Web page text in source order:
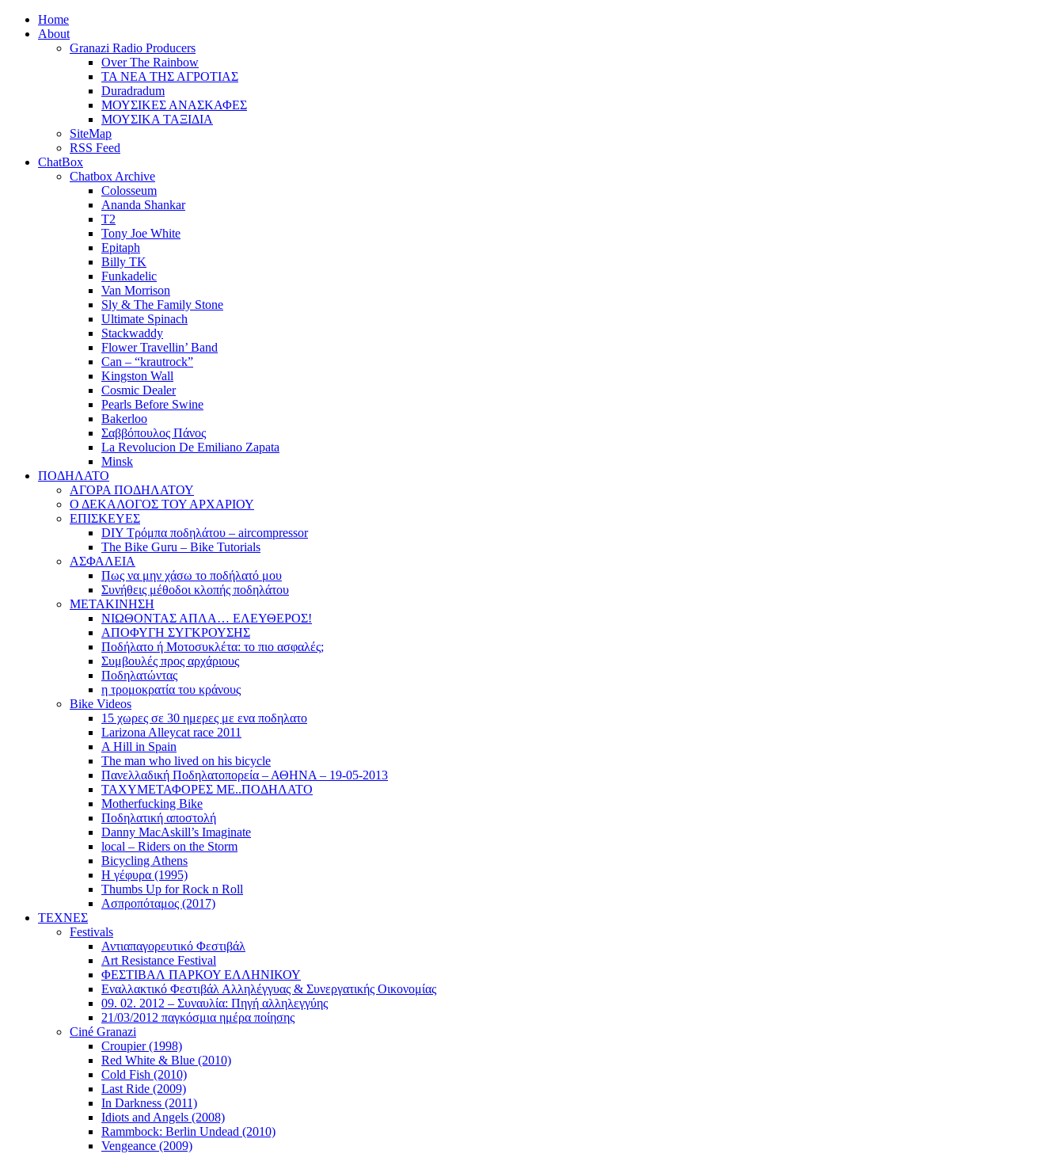
Home
About
Granazi Radio Producers
Over The Rainbow
ΤΑ ΝΕΑ ΤΗΣ ΑΓΡΟΤΙΑΣ
Duradradum
ΜΟΥΣΙΚΕΣ ΑΝΑΣΚΑΦΕΣ
ΜΟΥΣΙΚΑ ΤΑΞΙΔΙΑ
SiteMap
RSS Feed
ChatBox
Chatbox Archive
Colosseum
Ananda Shankar
T2
Tony Joe White
Epitaph
Billy TK
Funkadelic
Van Morrison
Sly & The Family Stone
Ultimate Spinach
Stackwaddy
Flower Travellin’ Band
Can – “krautrock”
Kingston Wall
Cosmic Dealer
Pearls Before Swine
Bakerloo
Σαββόπουλος Πάνος
La Revolucion De Emiliano Zapata
Minsk
ΠΟΔΗΛΑΤΟ
ΑΓΟΡΑ ΠΟΔΗΛΑΤΟΥ
Ο ΔΕΚΑΛΟΓΟΣ ΤΟΥ ΑΡΧΑΡΙΟΥ
ΕΠΙΣΚΕΥΕΣ
DIY Τρόμπα ποδηλάτου – aircompressor
The Bike Guru – Bike Tutorials
ΑΣΦΑΛΕΙΑ
Πως να μην χάσω το ποδήλατό μου
Συνήθεις μέθοδοι κλοπής ποδηλάτου
ΜΕΤΑΚΙΝΗΣΗ
ΝΙΩΘΟΝΤΑΣ ΑΠΛΑ… ΕΛΕΥΘΕΡΟΣ!
ΑΠΟΦΥΓΗ ΣΥΓΚΡΟΥΣΗΣ
Ποδήλατο ή Μοτοσυκλέτα: το πιο ασφαλές;
Συμβουλές προς αρχάριους
Ποδηλατώντας
η τρομοκρατία του κράνους
Bike Videos
15 χωρες σε 30 ημερες με ενα ποδηλατο
Larizona Alleycat race 2011
A Hill in Spain
The man who lived on his bicycle
Πανελλαδική Ποδηλατοπορεία – ΑΘΗΝΑ – 19-05-2013
ΤΑΧΥΜΕΤΑΦΟΡΕΣ ΜΕ..ΠΟΔΗΛΑΤΟ
Motherfucking Bike
Ποδηλατική αποστολή
Danny MacAskill’s Imaginate
local – Riders on the Storm
Bicycling Athens
Η γέφυρα (1995)
Thumbs Up for Rock n Roll
Ασπροπόταμος (2017)
ΤΕΧΝΕΣ
Festivals
Αντιαπαγορευτικό Φεστιβάλ
Art Resistance Festival
ΦΕΣΤΙΒΑΛ ΠΑΡΚΟΥ ΕΛΛΗΝΙΚΟΥ
Εναλλακτικό Φεστιβάλ Αλληλέγγυας & Συνεργατικής Οικονομίας
09. 02. 2012 – Συναυλία: Πηγή αλληλεγγύης
21/03/2012 παγκόσμια ημέρα ποίησης
Ciné Granazi
Croupier (1998)
Red White & Blue (2010)
Cold Fish (2010)
Last Ride (2009)
In Darkness (2011)
Idiots and Angels (2008)
Rammbock: Berlin Undead (2010)
Vengeance (2009)